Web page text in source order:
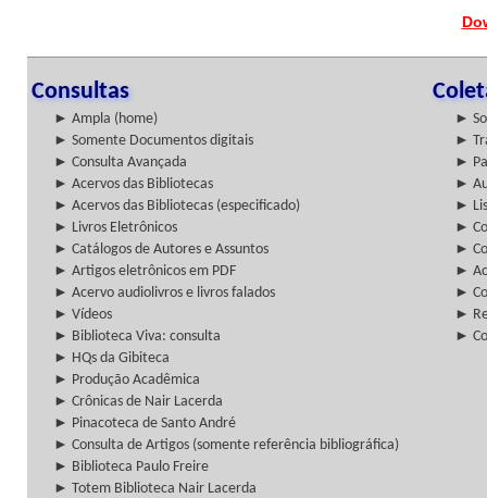
Consultas
► Ampla (home)
►
► Somente Documentos digitais
►
► Consulta Avançada
►
► Acervos das Bibliotecas
►
► Acervos das Bibliotecas (especificado)
►
► Livros Eletrônicos
►
► Catálogos de Autores e Assuntos
►
► Artigos eletrônicos em PDF
►
► Acervo audiolivros e livros falados
►
► Vídeos
►
► Biblioteca Viva: consulta
►
► HQs da Gibiteca
► Produção Acadêmica
► Crônicas de Nair Lacerda
► Pinacoteca de Santo André
► Consulta de Artigos (somente referência bibliográfica)
► Biblioteca Paulo Freire
► Totem Biblioteca Nair Lacerda